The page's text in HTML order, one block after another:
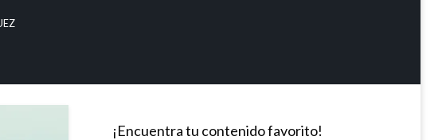
¡Encuentra tu contenido favorito!